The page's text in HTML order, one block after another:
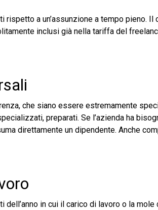
a un’assunzione a tempo pieno.
inclusi già nella tariffa del
che siano essere estremamente
preparati. Se l’azienda ha
direttamente un dipendente. Anche
in cui il carico di lavoro o la